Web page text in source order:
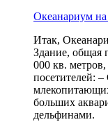
Океанариум
Итак,
Здание, общая
000 кв.
посетителей:
больших
дельфинами.